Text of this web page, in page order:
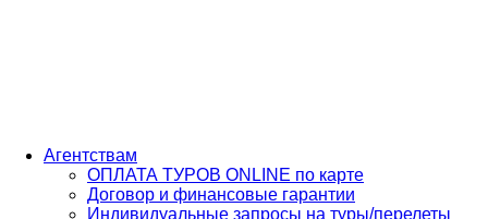
Агентствам
ОПЛАТА ТУРОВ ONLINE по карте
Договор и финансовые гарантии
Индивидуальные запросы на туры/перелеты